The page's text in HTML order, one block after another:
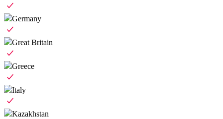
Germany
Great Britain
Greece
Italy
Kazakhstan